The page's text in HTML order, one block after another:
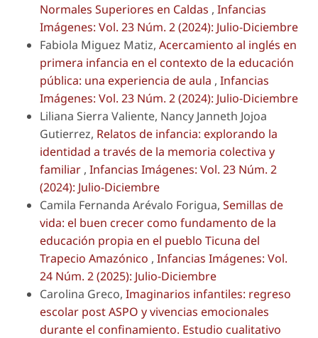
Normales Superiores en Caldas , Infancias
Imágenes: Vol. 23 Núm. 2 (2024): Julio-Diciembre
Fabiola Miguez Matiz, Acercamiento al inglés en
primera infancia en el contexto de la educación
pública: una experiencia de aula , Infancias
Imágenes: Vol. 23 Núm. 2 (2024): Julio-Diciembre
Liliana Sierra Valiente, Nancy Janneth Jojoa
Gutierrez, Relatos de infancia: explorando la
identidad a través de la memoria colectiva y
familiar , Infancias Imágenes: Vol. 23 Núm. 2
(2024): Julio-Diciembre
Camila Fernanda Arévalo Forigua, Semillas de
vida: el buen crecer como fundamento de la
educación propia en el pueblo Ticuna del
Trapecio Amazónico , Infancias Imágenes: Vol.
24 Núm. 2 (2025): Julio-Diciembre
Carolina Greco, Imaginarios infantiles: regreso
escolar post ASPO y vivencias emocionales
durante el confinamiento. Estudio cualitativo